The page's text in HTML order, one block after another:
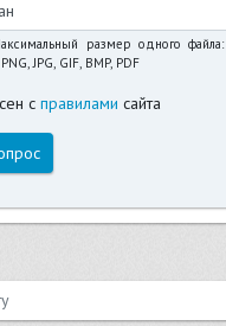
размер одного файла:
JPG, GIF, BMP, PDF
справилами сайта